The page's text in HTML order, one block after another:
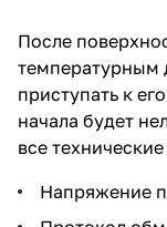
После
температурным
приступать к
начала будет
все
Напряжение